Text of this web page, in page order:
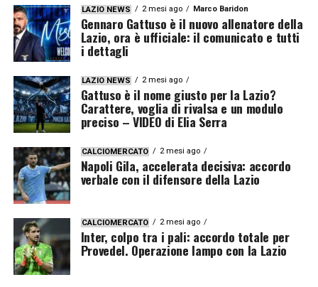
LAZIO NEWS 2 mesi ago Marco Baridon
Gennaro Gattuso è il nuovo allenatore della
Lazio, ora è ufficiale: il comunicato e tutti
i dettagli
LAZIO NEWS 2 mesi ago
Gattuso è il nome giusto per la Lazio?
Carattere, voglia di rivalsa e un modulo
preciso – VIDEO di Elia Serra
CALCIOMERCATO 2 mesi ago
Napoli Gila, accelerata decisiva: accordo
verbale con il difensore della Lazio
CALCIOMERCATO 2 mesi ago
Inter, colpo tra i pali: accordo totale per
Provedel. Operazione lampo con la Lazio